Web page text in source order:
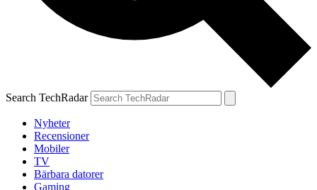
Search TechRadar
Nyheter
Recensioner
Mobiler
TV
Bärbara datorer
Gaming